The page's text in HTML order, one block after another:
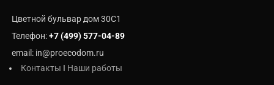
Цветной бульвар дом 30C1
Телефон:+7 (499) 577-04-89
email: in@proecodom.ru
Контакты I Наши работы